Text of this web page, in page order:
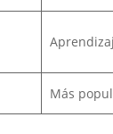
Más